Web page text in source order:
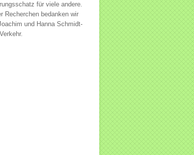
für viele andere.
Recherchen bedanken wir
und Hanna Schmidt-